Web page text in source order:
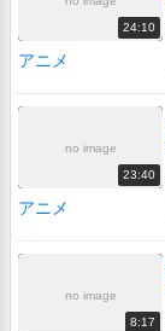
24:10
アニメ
no image
23:40
アニメ
no image
8:17